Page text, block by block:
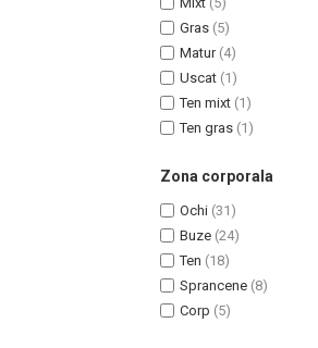
Gras (5)
Matur (4)
Uscat (1)
Ten mixt (1)
Ten gras (1)
Zona corporala
Ochi (31)
Buze (24)
Ten (18)
Sprancene (8)
Corp (5)